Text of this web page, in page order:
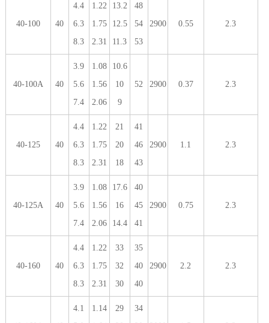
40-100 40
4.4
6.3
8.3
1.22
1.75
2.31
13.2
12.5
11.3
48
54
53
2900 0.55 2.3
40-100A 40
3.9
5.6
7.4
1.08
1.56
2.06
10.6
10
9
52 2900 0.37 2.3
40-125 40
4.4
6.3
8.3
1.22
1.75
2.31
21
20
18
41
46
43
2900 1.1 2.3
40-125A 40
3.9
5.6
7.4
1.08
1.56
2.06
17.6
16
14.4
40
45
41
2900 0.75 2.3
40-160 40
4.4
6.3
8.3
1.22
1.75
2.31
33
32
30
35
40
40
2900 2.2 2.3
4.1
1.14
29
34